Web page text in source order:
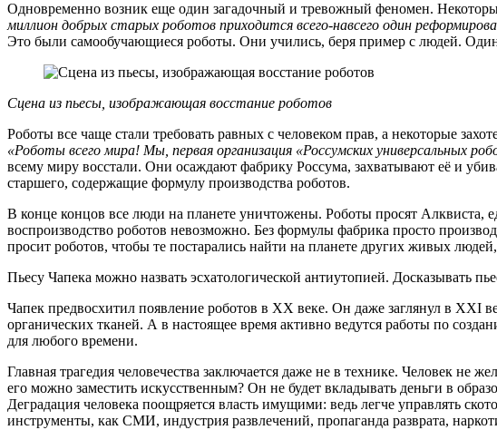
Одновременно возник еще один загадочный и тревожный феномен.
миллион добрых старых роботов приходится всего-навсего один
Это были самообучающиеся роботы. Они учились, беря пример с людей.
Сцена из пьесы, изображающая восстание роботов
Роботы все чаще стали требовать равных с человеком прав, а некоторые
«Роботы всего мира! Мы, первая организация «Россумских универсальных
всему миру восстали. Они осаждают фабрику Россума, захватывают её и
старшего, содержащие формулу производства роботов.
В конце концов все люди на планете уничтожены. Роботы просят Алквиста,
воспроизводство роботов невозможно. Без формулы фабрика просто
просит роботов, чтобы те постарались найти на планете других живых
Пьесу Чапека можно назвать эсхатологической антиутопией. Досказывать
Чапек предвосхитил появление роботов в ХХ веке. Он даже заглянул в XXI
органических тканей. А в настоящее время активно ведутся работы по
для любого времени.
Главная трагедия человечества заключается даже не в технике. Человек не
его можно заместить искусственным? Он не будет вкладывать деньги в
Деградация человека поощряется власть имущими: ведь легче управлять
инструменты, как СМИ, индустрия развлечений, пропаганда разврата,